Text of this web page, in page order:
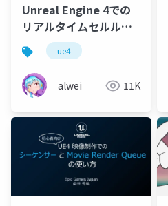
Unreal Engine 4での
リアルタイムセルルッ
ク3DCGアニメーション
ue4
alwei 11K